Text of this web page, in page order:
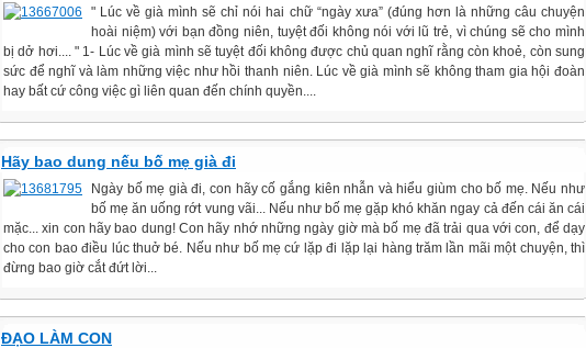
" Lúc về già mình sẽ chỉ nói hai chữ “ngày xưa” (đúng hơn là những câu chuyện
hoài niệm) với bạn đồng niên, tuyệt đối không nói với lũ trẻ, vì chúng sẽ cho mình
bị dở hơi.... " 1- Lúc về già mình sẽ tuyệt đối không được chủ quan nghĩ rằng còn khoẻ, còn sung
sức để nghĩ và làm những việc như hồi thanh niên. Lúc về già mình sẽ không tham gia hội đoàn
hay bất cứ công việc gì liên quan đến chính quyền....
Hãy bao dung nếu bố mẹ già đi
Ngày bố mẹ già đi, con hãy cố gắng kiên nhẫn và hiểu giùm cho bố mẹ. Nếu như
bố mẹ ăn uống rớt vung vãi... Nếu như bố mẹ gặp khó khăn ngay cả đến cái ăn cái
mặc... xin con hãy bao dung! Con hãy nhớ những ngày giờ mà bố mẹ đã trải qua với con, để dạy
cho con bao điều lúc thuở bé. Nếu như bố mẹ cứ lặp đi lặp lại hàng trăm lần mãi một chuyện, thì
đừng bao giờ cắt đứt lời...
ĐẠO LÀM CON